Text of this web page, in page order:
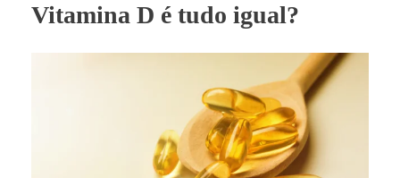
Vitamina D é tudo igual?